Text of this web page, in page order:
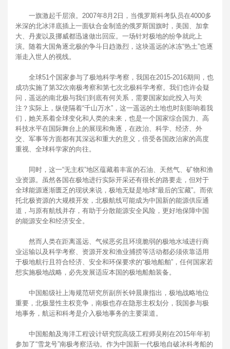
一旗激起千层浪。2007年8月2日，当俄罗斯科考队员在4000多
米深的北冰洋底插上一面钛合金制造的俄罗斯国旗时，美国、加拿
大、丹麦以及挪威都迅速做出回应。一场针对极地的纷争就此上
演。随着大国角逐北极的争斗日趋激烈，这块遥远的冰冻“热土”也逐
渐走入世人的视线。
全球51个国家参与了极地科学考察，我国在2015-2016期间，也
成功实施了第32次南极考察和第七次北极科学考察。我们也许会疑
问，遥远的南北极与我们到底有何关系，需要国家如此投入与关
注？实际上，纵使隔着“千山万水”，这一遥远的土地也时刻影响着我
们，她关系着全球变化和人类的未来，也是一个国家综合国力、高
科技水平在国际舞台上的展现和角逐，在政治、科学、经济、外
交、军事等方面都有其深远和重大的意义，倍受各国政治家的高度
重视、全球科学家的向往。
同时，这一“无主权”地区蕴藏着丰富的石油、天然气、矿物和渔
业资源。虽然各国在极地进行实际开采还有很长的路要走，但对于
全球能源逐渐匮乏的现状来说，极地无疑是地球“最后的宝藏”。而依
托北极资源的大规模开发，北极航线可能成为中国新的能源供应通
道，与原有航线并存，有助于分散能源安全风险，更好地保障中国
的能源安全和经济安全。
然而人类在距离遥远、气候恶劣且环境脆弱的极地水域进行商
业运输以及科学考察、资源开发和渔业捕捞等活动都必须依靠适用
于极地航行且符合经济、安全和环保要求的“极地船舶”，任何国家若
想实施极地战略，必先发展适应本国的极地船舶装备。
中国船级社上海规范研究所副所长钟晨康指出，极地战略地位
重要，北极显性主权竞争，南极也存在隐形主权划分，我国参与极
地事务，航运和科考是介入极地事务的主要渠道。
中国船舶及海洋工程设计研究院高级工程师吴刚在2015年年初
参加了“雪龙号”南极考察活动。作为中国新一代极地自破冰科考船的